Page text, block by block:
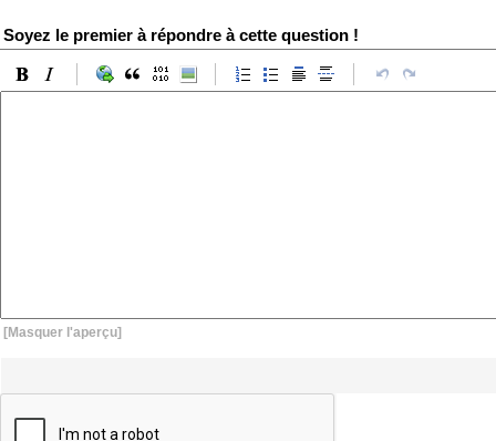
Soyez le premier à répondre à cette question !
[Masquer l'aperçu]